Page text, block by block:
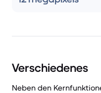
Verschiedenes
Neben den